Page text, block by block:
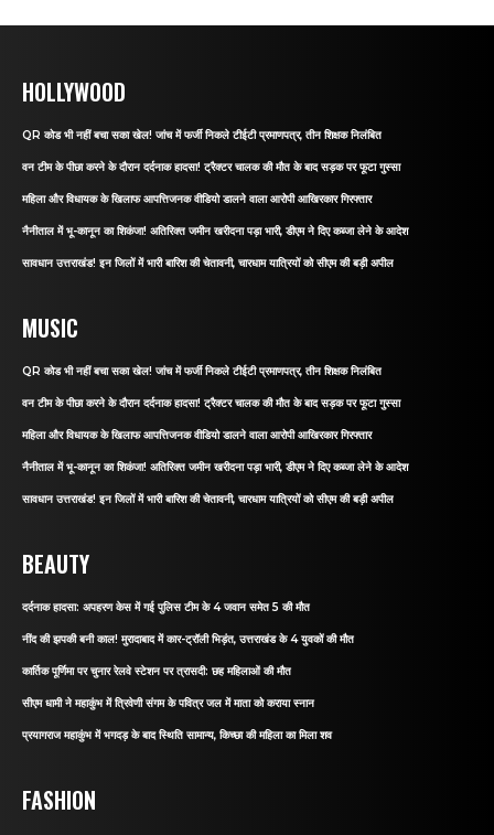
HOLLYWOOD
QR कोड भी नहीं बचा सका खेल! जांच में फर्जी निकले टीईटी प्रमाणपत्र, तीन शिक्षक निलंबित
वन टीम के पीछा करने के दौरान दर्दनाक हादसा! ट्रैक्टर चालक की मौत के बाद सड़क पर फूटा गुस्सा
महिला और विधायक के खिलाफ आपत्तिजनक वीडियो डालने वाला आरोपी आखिरकार गिरफ्तार
नैनीताल में भू-कानून का शिकंजा! अतिरिक्त जमीन खरीदना पड़ा भारी, डीएम ने दिए कब्जा लेने के आदेश
सावधान उत्तराखंड! इन जिलों में भारी बारिश की चेतावनी, चारधाम यात्रियों को सीएम की बड़ी अपील
MUSIC
QR कोड भी नहीं बचा सका खेल! जांच में फर्जी निकले टीईटी प्रमाणपत्र, तीन शिक्षक निलंबित
वन टीम के पीछा करने के दौरान दर्दनाक हादसा! ट्रैक्टर चालक की मौत के बाद सड़क पर फूटा गुस्सा
महिला और विधायक के खिलाफ आपत्तिजनक वीडियो डालने वाला आरोपी आखिरकार गिरफ्तार
नैनीताल में भू-कानून का शिकंजा! अतिरिक्त जमीन खरीदना पड़ा भारी, डीएम ने दिए कब्जा लेने के आदेश
सावधान उत्तराखंड! इन जिलों में भारी बारिश की चेतावनी, चारधाम यात्रियों को सीएम की बड़ी अपील
BEAUTY
दर्दनाक हादसा: अपहरण केस में गई पुलिस टीम के 4 जवान समेत 5 की मौत
नींद की झपकी बनी काल! मुरादाबाद में कार-ट्रॉली भिड़ंत, उत्तराखंड के 4 युवकों की मौत
कार्तिक पूर्णिमा पर चुनार रेलवे स्टेशन पर त्रासदी: छह महिलाओं की मौत
सीएम धामी ने महाकुंभ में त्रिवेणी संगम के पवित्र जल में माता को कराया स्नान
प्रयागराज महाकुंभ में भगदड़ के बाद स्थिति सामान्य, किच्छा की महिला का मिला शव
FASHION